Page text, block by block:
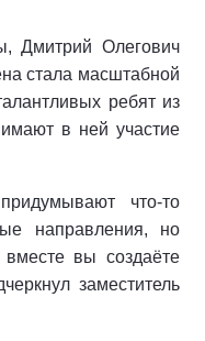
Дмитрий Олегович
стала масштабной
ребят из
в ней участие
что-то
направления, но
вы создаёте
заместитель